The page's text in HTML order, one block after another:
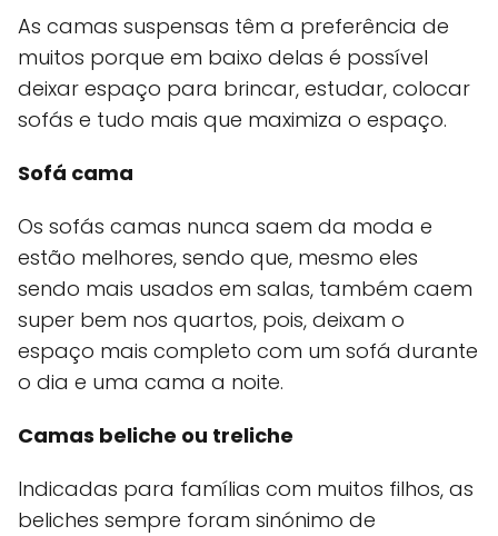
As camas suspensas têm a preferência de
muitos porque em baixo delas é possível
deixar espaço para brincar, estudar, colocar
sofás e tudo mais que maximiza o espaço.
Sofá cama
Os sofás camas nunca saem da moda e
estão melhores, sendo que, mesmo eles
sendo mais usados em salas, também caem
super bem nos quartos, pois, deixam o
espaço mais completo com um sofá durante
o dia e uma cama a noite.
Camas beliche ou treliche
Indicadas para famílias com muitos filhos, as
beliches sempre foram sinónimo de